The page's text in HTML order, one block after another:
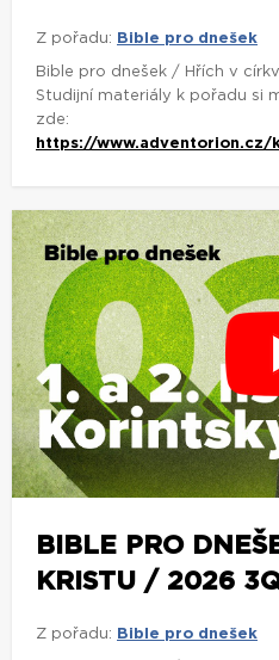
Z pořadu: Bible pro dnešek
Bible pro dnešek / Hřích v
Studijní materiály k pořadu si
zde:
https://www.adventorion.cz/
BIBLE PRO
KRISTU / 2026
Z pořadu: Bible pro dnešek